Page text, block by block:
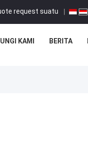
request suatu |
KAMI BERITA